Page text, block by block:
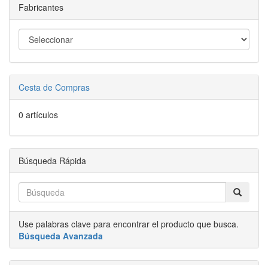
Fabricantes
Cesta de Compras
0 artículos
Búsqueda Rápida
Use palabras clave para encontrar el producto que busca.
Búsqueda Avanzada